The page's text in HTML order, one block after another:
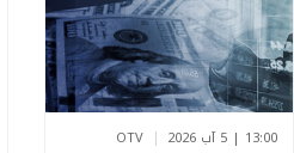
13:00 | 5 آب 2026 OTV